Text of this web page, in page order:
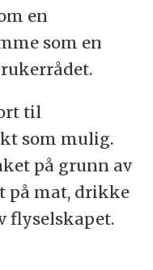
en
som en
til
som mulig.
på grunn av
på mat, drikke
flyselskapet.